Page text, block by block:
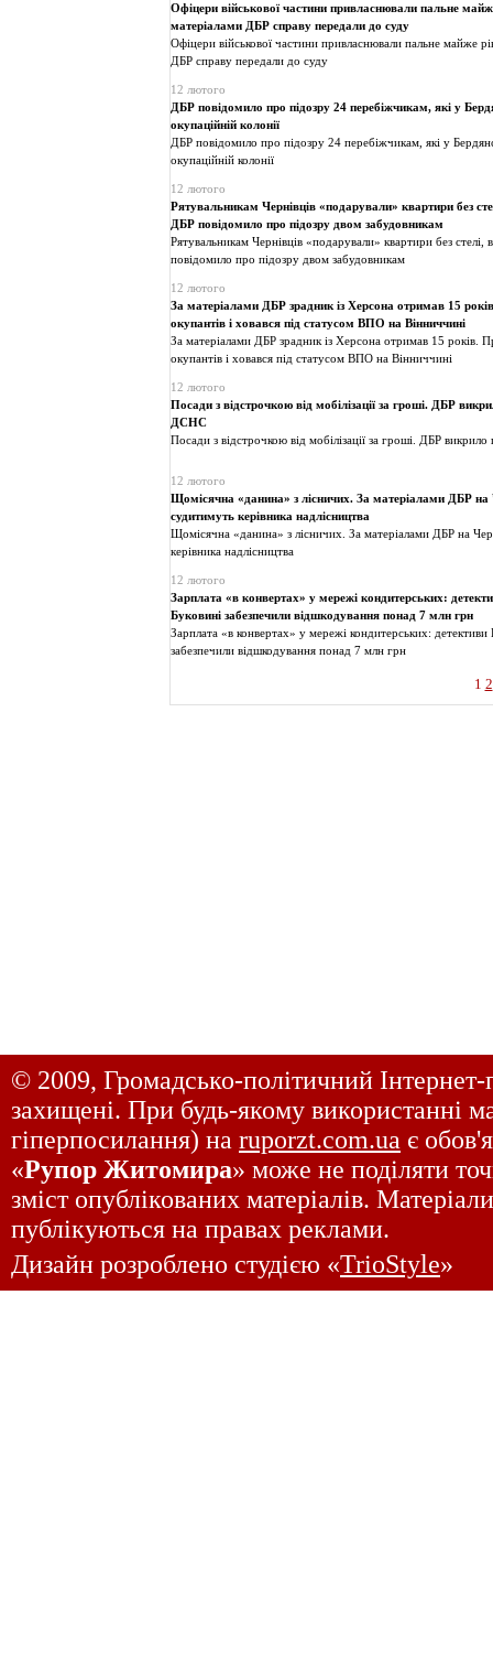
Офіцери військової частини привласнювали пальне
матеріалами ДБР справу передали до суду
Офіцери військової частини привласнювали пальне майже
ДБР справу передали до суду
12 лютого
ДБР повідомило про підозру 24 перебіжчикам, які у
окупаційній колонії
ДБР повідомило про підозру 24 перебіжчикам, які у
окупаційній колонії
12 лютого
Рятувальникам Чернівців «подарували» квартири без
ДБР повідомило про підозру двом забудовникам
Рятувальникам Чернівців «подарували» квартири без стелі,
повідомило про підозру двом забудовникам
12 лютого
За матеріалами ДБР зрадник із Херсона отримав 15
окупантів і ховався під статусом ВПО на Вінниччині
За матеріалами ДБР зрадник із Херсона отримав 15 років.
окупантів і ховався під статусом ВПО на Вінниччині
12 лютого
Посади з відстрочкою від мобілізації за гроші. ДБР
ДСНС
Посади з відстрочкою від мобілізації за гроші. ДБР
12 лютого
Щомісячна «данина» з лісничих. За матеріалами ДБР на
судитимуть керівника надлісництва
Щомісячна «данина» з лісничих. За матеріалами ДБР на
керівника надлісництва
12 лютого
Зарплата «в конвертах» у мережі кондитерських:
Буковині забезпечили відшкодування понад 7 млн грн
Зарплата «в конвертах» у мережі кондитерських: детективи
забезпечили відшкодування понад 7 млн грн
1 2
© 2009, Громадсько-політичний Інтернет-
захищені. При будь-якому використанні
гіперпосилання) на ruporzt.com.ua є
«Рупор Житомира» може не поділяти
зміст опублікованих матеріалів.
публікуються на правах реклами.
Дизайн розроблено студією «TrioStyle»